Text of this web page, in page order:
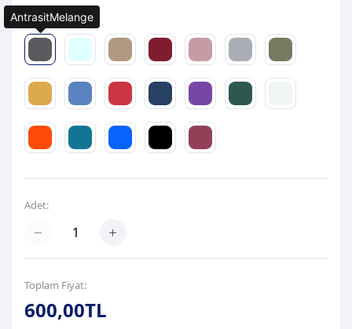
Renk:
Adet:
Toplam Fiyat:
600,00TL
AntrasitMelange